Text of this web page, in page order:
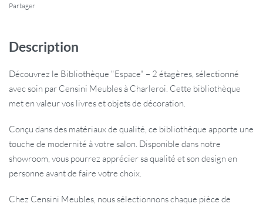
Partager
Description
Découvrez le Bibliothèque "Espace" – 2 étagères, sélectionné
avec soin par Censini Meubles à Charleroi. Cette bibliothèque
met en valeur vos livres et objets de décoration.
Conçu dans des matériaux de qualité, ce bibliothèque apporte une
touche de modernité à votre salon. Disponible dans notre
showroom, vous pourrez apprécier sa qualité et son design en
personne avant de faire votre choix.
Chez Censini Meubles, nous sélectionnons chaque pièce de